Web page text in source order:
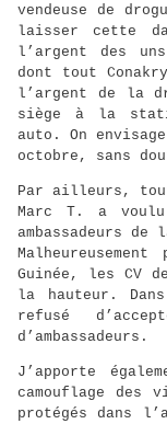
vendeuse de
laisser cette
l’argent des
dont tout
l’argent de la
siège à la
auto. On
octobre, sans
Par ailleurs, tout
Marc T. a voulu
ambassadeurs
Guinée, les CV
la hauteur.
refusé
d’ambassadeurs.
J’apporte
camouflage des
protégés dans